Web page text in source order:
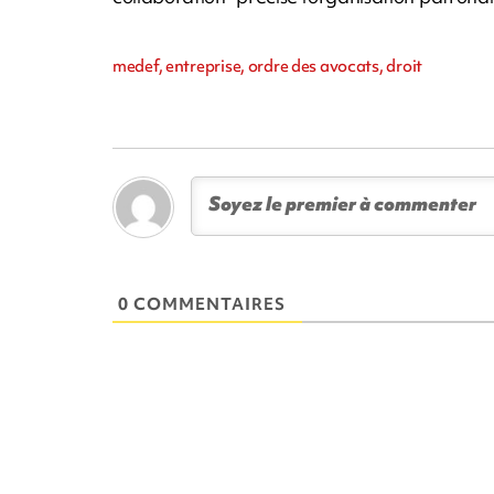
medef, entreprise, ordre des avocats, droit
0 COMMENTAIRES